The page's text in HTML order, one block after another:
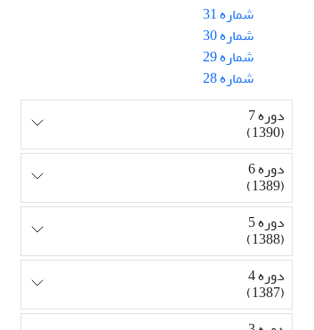
شماره 31
شماره 30
شماره 29
شماره 28
دوره 7
(1390)
دوره 6
(1389)
دوره 5
(1388)
دوره 4
(1387)